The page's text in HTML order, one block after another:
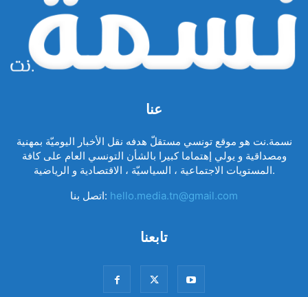
عنا
نسمة.نت هو موقع تونسي مستقلّ هدفه نقل الأخبار اليوميّة بمهنية
ومصداقية و يولي إهتماما كبيرا بالشأن التونسي العام على كافة
المستويات الاجتماعية ، السياسيّة ، الاقتصادية و الرياضية.
اتصل بنا: hello.media.tn@gmail.com
تابعنا